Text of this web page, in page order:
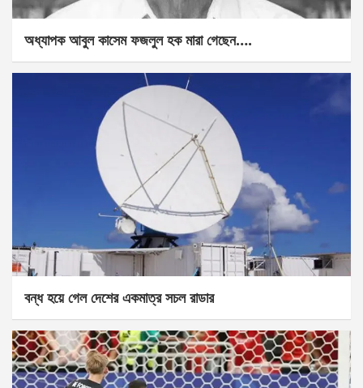
অধ্যাপক আবুল কাসেম ফজলুল হক মারা গেছেন….
বন্ধ হয়ে গেল দেশের একমাত্র সচল রাডার